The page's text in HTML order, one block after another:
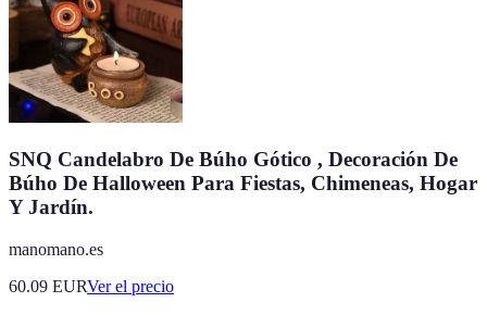
SNQ Candelabro De Búho Gótico , Decoración De
Búho De Halloween Para Fiestas, Chimeneas, Hogar
Y Jardín.
manomano.es
60.09 EURVer el precio